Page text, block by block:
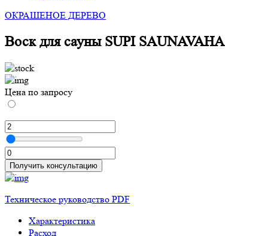
ОКРАШЕНОЕ ДЕРЕВО
Воск для сауны SUPI SAUNAVAHA
Цена по запросу
Получить консультацию
Техническое руководство PDF
Характеристика
Расход